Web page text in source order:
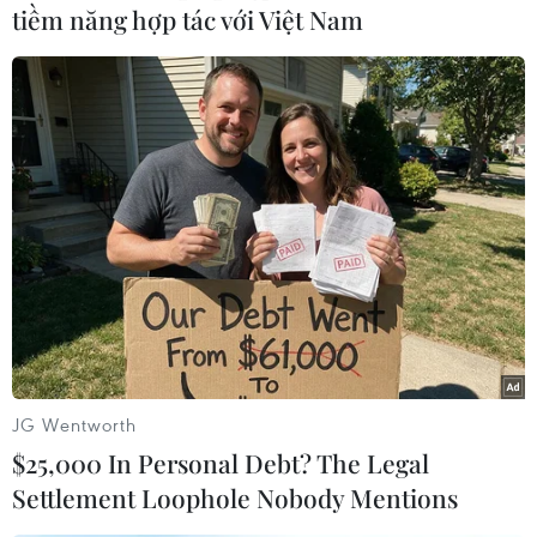
#Thiết bị định vị
#Tấn công khủng bố
#Abdelilah Himich
#Abdelilah Himich
#Khủng bố ở Parí
#Nhà nước Hồi giáo IS
Bỉ
Pháp
Theo dõi VietnamPlus
tiềm năng hợp tác với Việt Nam
JG Wentworth
$25,000 In Personal Debt? The Legal
Settlement Loophole Nobody Mentions